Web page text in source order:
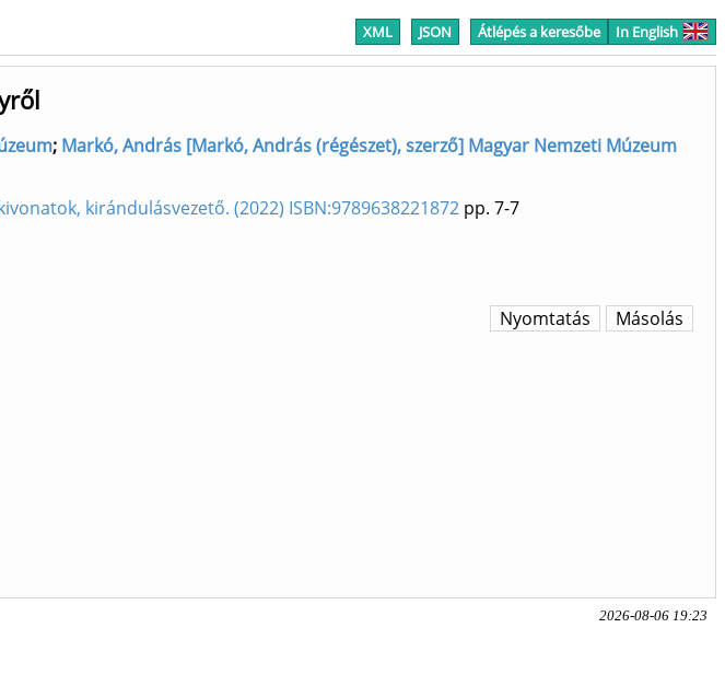
XML JSON Átlépés a keresőbe In English
; Markó, András [Markó, András (régészet), szerző] Magyar Nemzeti Múzeum
kirándulásvezető. (2022) ISBN:9789638221872 pp. 7-7
Másolás
Nyomtatás
2026-08-06 19:23